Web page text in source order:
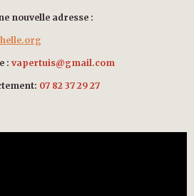
nouvelle adresse :
: vapertuis@gmail.com
07 82 37 29 27